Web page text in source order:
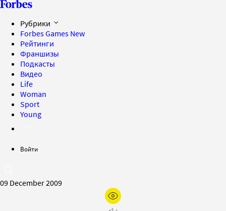
Рубрики
Forbes Games New
Рейтинги
Франшизы
Подкасты
Видео
Life
Woman
Sport
Young
Войти
09 December 2009